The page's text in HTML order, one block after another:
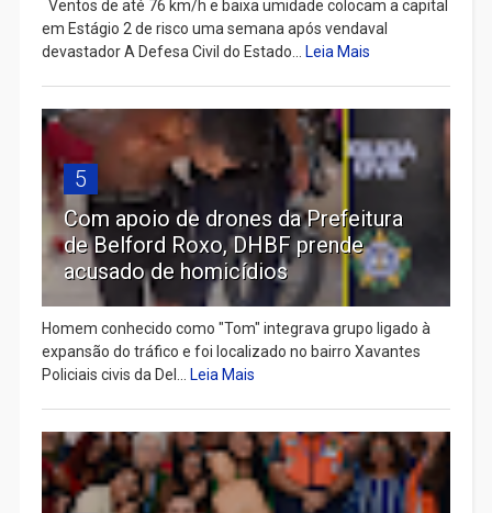
Ventos de até 76 km/h e baixa umidade colocam a capital
em Estágio 2 de risco uma semana após vendaval
devastador A Defesa Civil do Estado...
Leia Mais
5
Com apoio de drones da Prefeitura
de Belford Roxo, DHBF prende
acusado de homicídios
Homem conhecido como "Tom" integrava grupo ligado à
expansão do tráfico e foi localizado no bairro Xavantes
Policiais civis da Del...
Leia Mais